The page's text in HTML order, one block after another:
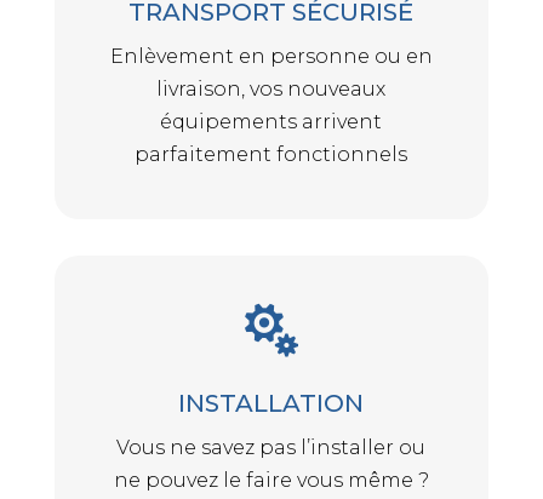
TRANSPORT SÉCURISÉ
Enlèvement en personne ou en
livraison, vos nouveaux
équipements arrivent
parfaitement fonctionnels

INSTALLATION
Vous ne savez pas l’installer ou
ne pouvez le faire vous même ?